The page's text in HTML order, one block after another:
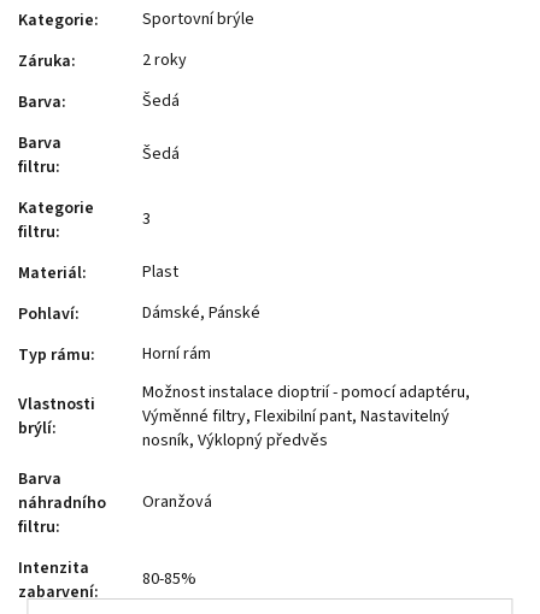
Kategorie:
Sportovní brýle
Záruka:
2 roky
Barva:
Šedá
Barva
filtru:
Šedá
Kategorie
filtru:
3
Materiál:
Plast
Pohlaví:
Dámské, Pánské
Typ rámu: Horní rám
Vlastnosti
brýlí:
Možnost instalace dioptrií - pomocí adaptéru,
Výměnné filtry, Flexibilní pant, Nastavitelný
nosník, Výklopný předvěs
Barva
náhradního
filtru:
Oranžová
Intenzita
zabarvení:
80-85%